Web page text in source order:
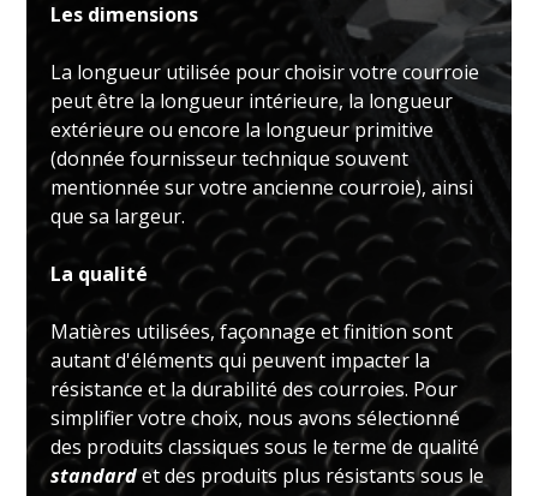
Les dimensions
La longueur utilisée pour choisir votre courroie
peut être la longueur intérieure, la longueur
extérieure ou encore la longueur primitive
(donnée fournisseur technique souvent
mentionnée sur votre ancienne courroie), ainsi
que sa largeur.
La qualité
Matières utilisées, façonnage et finition sont
autant d'éléments qui peuvent impacter la
résistance et la durabilité des courroies. Pour
simplifier votre choix, nous avons sélectionné
des produits classiques sous le terme de qualité
standardet des produits plus résistants sous le